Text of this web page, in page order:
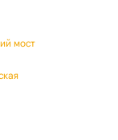
мост